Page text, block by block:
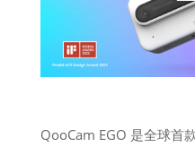
QooCam EGO 是全球首